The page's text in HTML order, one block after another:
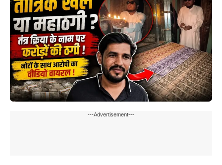
---Advertisement---